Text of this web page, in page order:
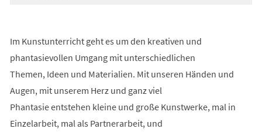
Im Kunstunterricht geht es um den kreativen und
phantasievollen Umgang mit unterschiedlichen
Themen, Ideen und Materialien. Mit unseren Händen und
Augen, mit unserem Herz und ganz viel
Phantasie entstehen kleine und große Kunstwerke, mal in
Einzelarbeit, mal als Partnerarbeit, und